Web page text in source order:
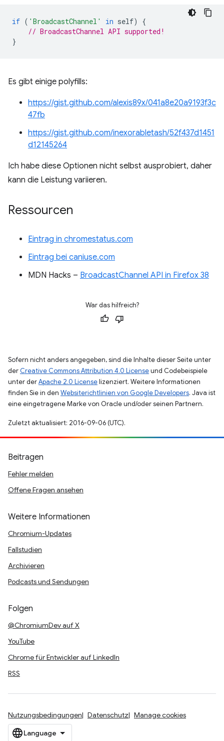
if ( 'BroadcastChannel' in self)
{
// BroadcastChannel API supported!
}
Es gibt einige polyfills:
https://gist.github.com/alexis89x/041a8e20a9193f3c
47fb
https://gist.github.com/inexorabletash/52f437d1451
d12145264
Ich habe diese Optionen nicht selbst ausprobiert, daher
kann die Leistung variieren.
Ressourcen
Eintrag in chromestatus.com
Eintrag bei caniuse.com
MDN Hacks – BroadcastChannel API in Firefox 38
War das hilfreich?
Sofern nicht anders angegeben, sind die Inhalte dieser Seite unter
der Creative Commons Attribution 4.0 Licenseund Codebeispiele
unter derApache 2.0 Licenselizenziert. Weitere Informationen
finden Sie in den Websiterichtlinien von Google Developers. Java ist
eine eingetragene Marke von Oracle und/oder seinen Partnern.
Zuletzt aktualisiert: 2016-09-06 (UTC).
Beitragen
Fehler melden
Offene Fragen ansehen
Weitere Informationen
Chromium-Updates
Fallstudien
Archivieren
Podcasts und Sendungen
Folgen
@ChromiumDev auf X
YouTube
Chrome für Entwickler auf LinkedIn
RSS
Nutzungsbedingungen Datenschutz Manage cookies